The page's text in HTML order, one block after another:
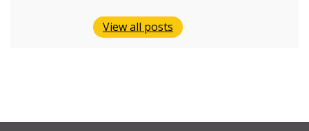
View all posts